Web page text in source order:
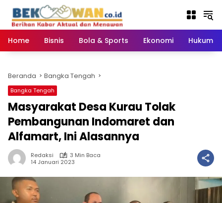
konten
Home
Bisnis Bola & Sports Ekonomi Hukum
Beranda Bangka Tengah
Bangka Tengah
Masyarakat Desa Kurau Tolak
Pembangunan Indomaret dan
Alfamart, Ini Alasannya
Redaksi
3 Min Baca
14 Januari 2023